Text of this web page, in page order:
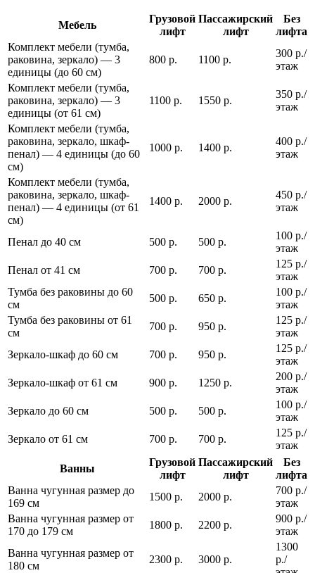
Мебель
Грузовой
лифт
Пассажирский
лифт
Без
лифта
Комплект мебели (тумба,
раковина, зеркало) — 3
единицы (до 60 см)
800 р. 1100 р.
300 р./
этаж
Комплект мебели (тумба,
раковина, зеркало) — 3
единицы (от 61 см)
1100 р. 1550 р.
350 р./
этаж
Комплект мебели (тумба,
раковина, зеркало, шкаф-
пенал) — 4 единицы (до 60
см)
1000 р. 1400 р.
400 р./
этаж
Комплект мебели (тумба,
раковина, зеркало, шкаф-
пенал) — 4 единицы (от 61
см)
1400 р. 2000 р.
450 р./
этаж
Пенал до 40 см 500 р. 500 р.
100 р./
этаж
Пенал от 41 см
700 р. 700 р.
125 р./
этаж
Тумба без раковины до 60
см
500 р. 650 р.
100 р./
этаж
Тумба без раковины от 61
см
700 р. 950 р.
125 р./
этаж
Зеркало-шкаф до 60 см
700 р. 950 р.
125 р./
этаж
Зеркало-шкаф от 61 см
900 р. 1250 р.
200 р./
этаж
Зеркало до 60 см
500 р. 500 р.
100 р./
этаж
Зеркало от 61 см
700 р. 700 р.
125 р./
этаж
Ванны
Грузовой
лифт
Пассажирский
лифт
Без
лифта
Ванна чугунная размер до
169 см
1500 р. 2000 р.
700 р./
этаж
Ванна чугунная размер от
170 до 179 см
1800 р. 2200 р.
900 р./
этаж
Ванна чугунная размер от
180 см
2300 р. 3000 р.
1300
р./